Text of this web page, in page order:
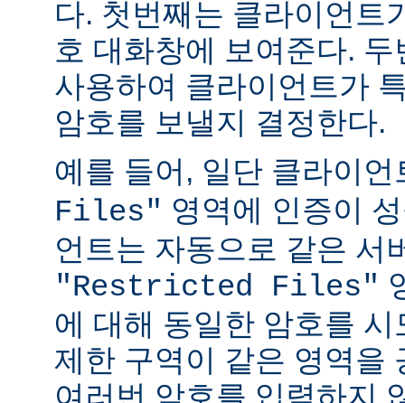
다. 첫번째는 클라이언트
호 대화창에 보여준다.
사용하여 클라이언트가
암호를 보낼지 결정한다.
예를 들어, 일단 클라이
Files" 영역에 인증이
언트는 자동으로 같은 서
"Restricted Files"
에 대해 동일한 암호를
제한 구역이 같은 영역을
여러번 암호를 입력하지